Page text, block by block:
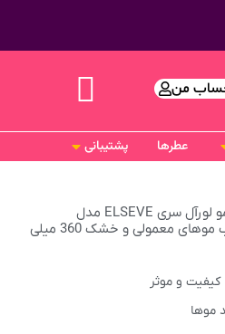
من
عطرها پشتیبانی
ویژگی های نرم کننده مو لورآل سری ELSEVE مدل
6Mucizevi Yağ مناسب موهای معمولی و خشک 360 میلی
و موثر
موها